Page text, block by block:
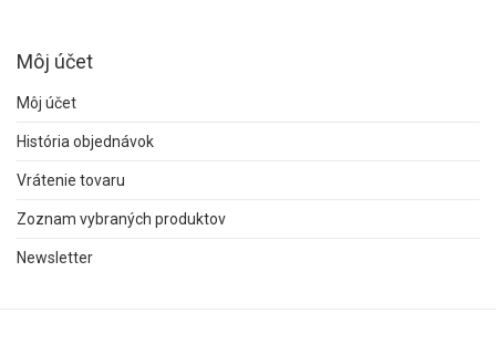
Môj účet
Môj účet
História objednávok
Vrátenie tovaru
Zoznam vybraných produktov
Newsletter